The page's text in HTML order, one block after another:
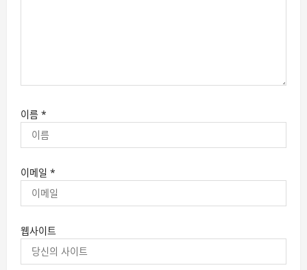
이름 *
이메일 *
웹사이트